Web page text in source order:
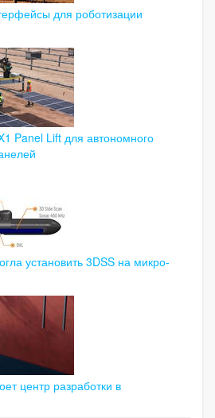
для роботизации
Panel Lift для автономного
установить 3DSS на микро-
центр разработки в